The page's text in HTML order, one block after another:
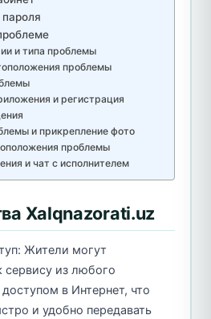
и типа проблемы
проблемы
и регистрация
и прикрепление фото
проблемы
и чат с исполнителем
Xalqnazorati.uz
Жители могут
сервису из любого
в Интернет, что
и удобно передавать